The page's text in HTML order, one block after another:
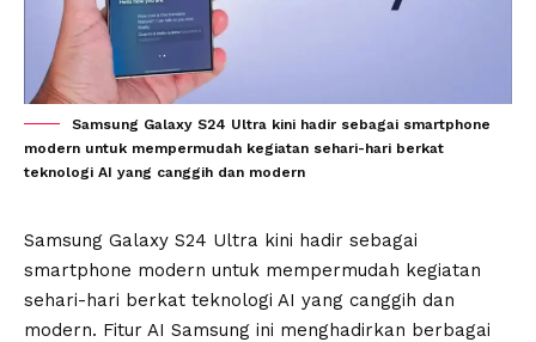
Samsung Galaxy S24 Ultra kini hadir sebagai smartphone
modern untuk mempermudah kegiatan sehari-hari berkat
teknologi AI yang canggih dan modern
Samsung Galaxy S24 Ultra kini hadir sebagai
smartphone modern untuk mempermudah kegiatan
sehari-hari berkat teknologi AI yang canggih dan
modern. Fitur AI Samsung ini menghadirkan berbagai